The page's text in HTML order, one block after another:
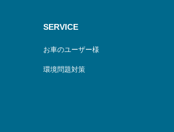
SERVICE
お車のユーザー様
環境問題対策